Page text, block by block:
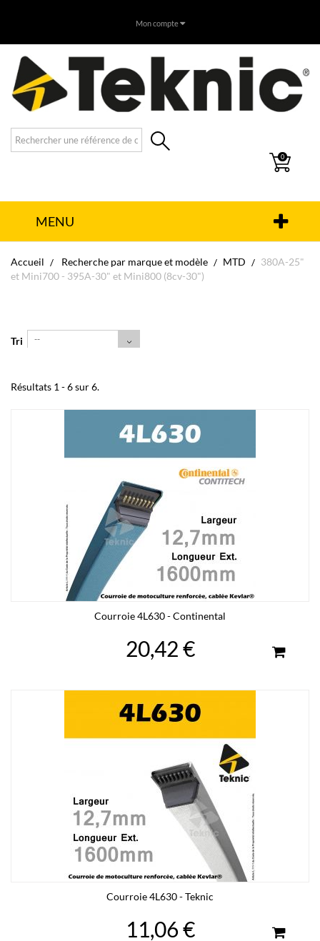
Mon compte
0
MENU
Accueil Recherche par marque et modèle MTD
380A-25"
et Mini700 - 395A-30" et Mini800 (8cv-30")
Tri --
Résultats 1 - 6 sur 6.
Courroie 4L630 - Continental
20,42 €
Courroie 4L630 - Teknic
11,06 €